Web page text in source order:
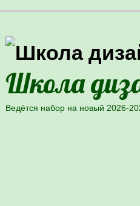
Школа
Ведётся набор на новый 2026-